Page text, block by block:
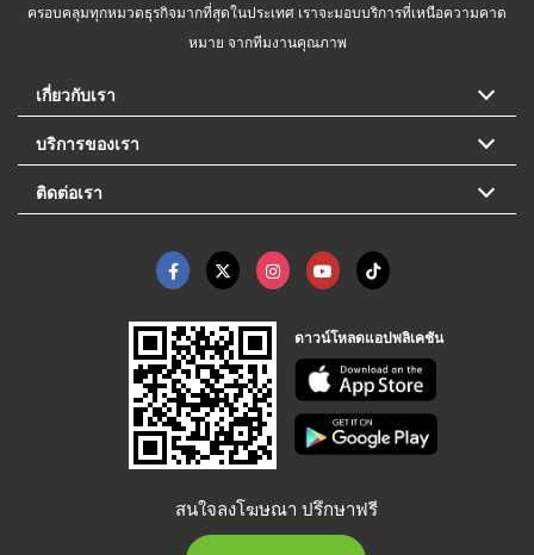
ครอบคลุมทุกหมวดธุรกิจมากที่สุดในประเทศ เราจะมอบบริการที่เหนือความคาด
หมาย จากทีมงานคุณภาพ
เกี่ยวกับเรา
บริการของเรา
ติดต่อเรา
ดาวน์โหลดแอปพลิเคชัน
สนใจลงโฆษณา ปรึกษาฟรี